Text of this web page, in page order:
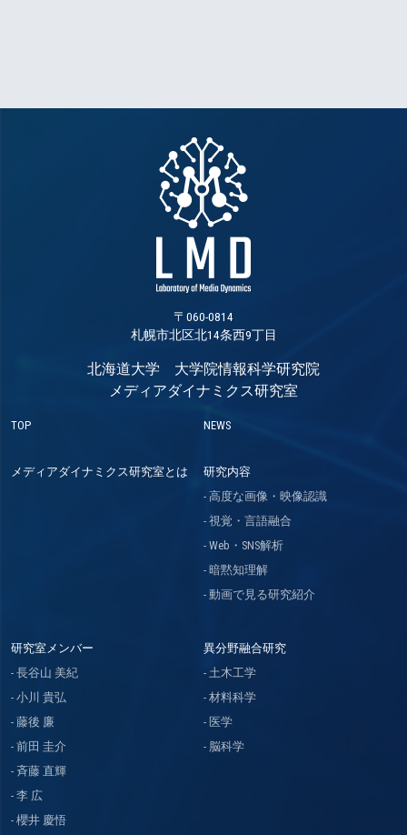
〒060-0814
札幌市北区北14条西9丁目
北海道大学 大学院情報科学研究院
メディアダイナミクス研究室
TOP NEWS
メディアダイナミクス研究室とは
研究内容
高度な画像・映像認識
視覚・言語融合
Web・SNS解析
暗黙知理解
動画で見る研究紹介
研究室メンバー
長谷山 美紀
小川 貴弘
藤後 廉
前田 圭介
斉藤 直輝
李 広
櫻井 慶悟
異分野融合研究
土木工学
材料科学
医学
脳科学